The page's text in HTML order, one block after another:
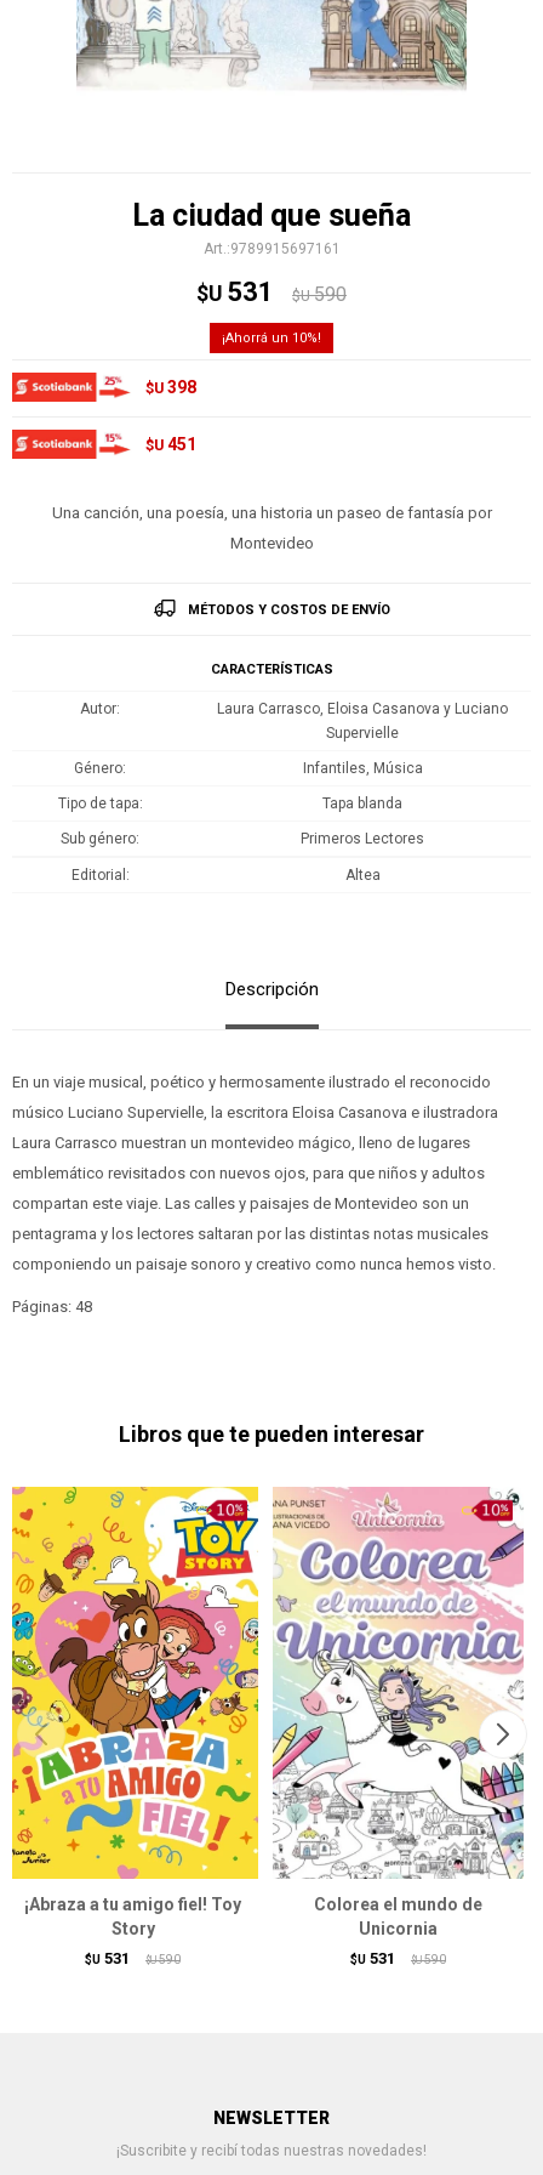
La ciudad que sueña
9789915697161
$U 531 $U 590
10
$U 398
$U 451
Una canción, una poesía, una historia un paseo de fantasía por
Montevideo
MÉTODOS Y COSTOS DE ENVÍO
CARACTERÍSTICAS
Autor
Laura Carrasco, Eloisa Casanova y Luciano
Supervielle
Género Infantiles, Música
Tipo de tapa Tapa blanda
Sub género Primeros Lectores
Editorial Altea
Descripción
En un viaje musical, poético y hermosamente ilustrado el reconocido
músico Luciano Supervielle, la escritora Eloisa Casanova e ilustradora
Laura Carrasco muestran un montevideo mágico, lleno de lugares
emblemático revisitados con nuevos ojos, para que niños y adultos
compartan este viaje. Las calles y paisajes de Montevideo son un
pentagrama y los lectores saltaran por las distintas notas musicales
componiendo un paisaje sonoro y creativo como nunca hemos visto.
Páginas: 48
Libros que te pueden interesar
¡Abraza a tu amigo fiel! Toy
Story
$U 531 $U 590
Colorea el mundo de
Unicornia
$U 531 $U 590
NEWSLETTER
¡Suscribite y recibí todas nuestras novedades!